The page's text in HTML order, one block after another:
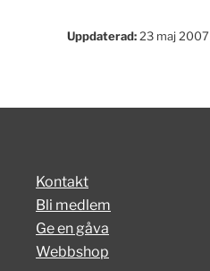
Uppdaterad:23 maj 2007
Kontakt
Bli medlem
Ge en gåva
Webbshop